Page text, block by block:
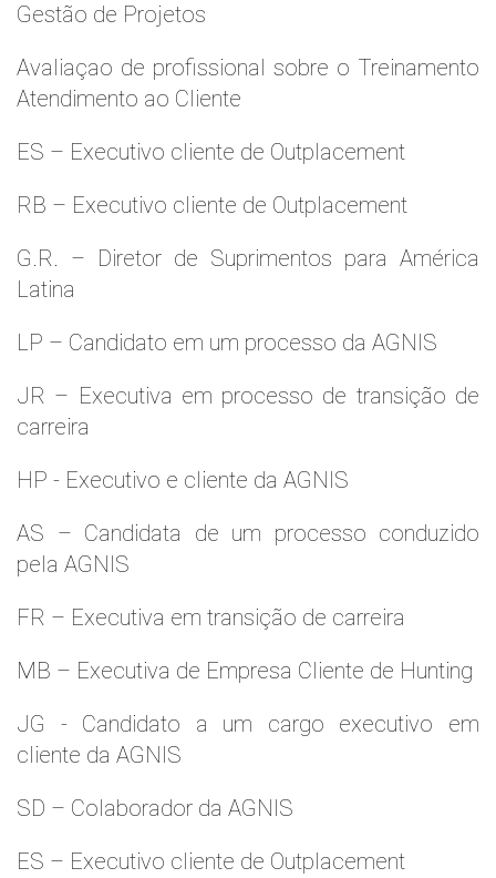
Gestão de Projetos
Avaliaçao de profissional sobre o Treinamento
Atendimento ao Cliente
ES – Executivo cliente de Outplacement
RB – Executivo cliente de Outplacement
G.R. – Diretor de Suprimentos para América
Latina
LP – Candidato em um processo da AGNIS
JR – Executiva em processo de transição de
carreira
HP - Executivo e cliente da AGNIS
AS – Candidata de um processo conduzido
pela AGNIS
FR – Executiva em transição de carreira
MB – Executiva de Empresa Cliente de Hunting
JG - Candidato a um cargo executivo em
cliente da AGNIS
SD – Colaborador da AGNIS
ES – Executivo cliente de Outplacement